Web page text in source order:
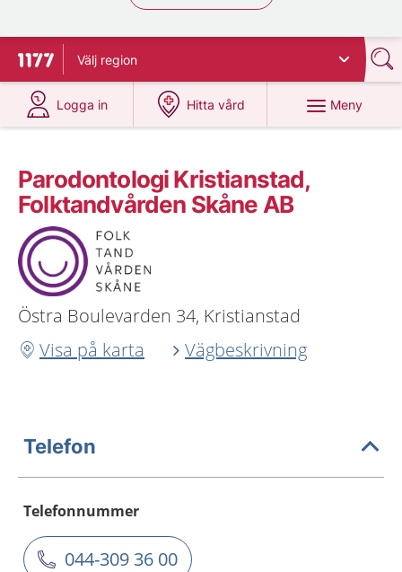
Till startsidan för 1177
Välj region
Logga in
på 1177.se
Hitta vård
på 1177.se
Meny
Parodontologi Kristianstad,
Folktandvården Skåne AB
Östra Boulevarden 34, Kristianstad
Visa på karta
Vägbeskrivning
Telefon
Telefonnummer
044-309 36 00